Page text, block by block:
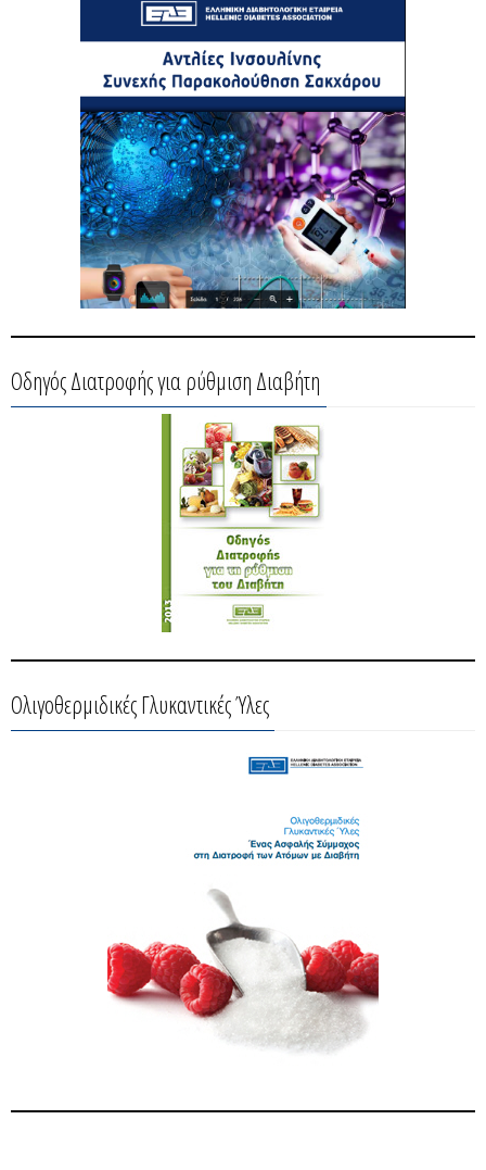
Οδηγός Διατροφής για ρύθμιση Διαβήτη
Ολιγοθερμιδικές Γλυκαντικές Ύλες